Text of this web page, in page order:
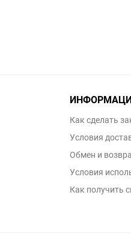
Как сделать
Условия
Обмен и
Условия
Как получить